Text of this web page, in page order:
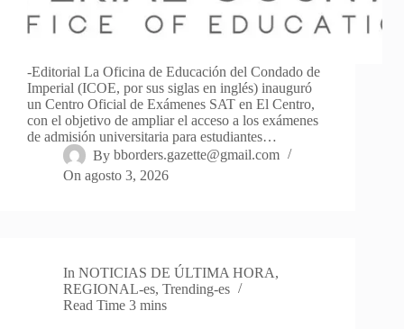
-Editorial La Oficina de Educación del Condado de
Imperial (ICOE, por sus siglas en inglés) inauguró
un Centro Oficial de Exámenes SAT en El Centro,
con el objetivo de ampliar el acceso a los exámenes
de admisión universitaria para estudiantes…
By bborders.gazette@gmail.com
On agosto 3, 2026
In NOTICIAS DE ÚLTIMA HORA,
REGIONAL-es, Trending-es
Read Time 3 mins